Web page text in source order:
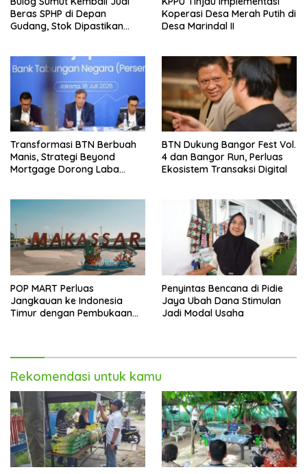
Beras SPHP di Depan
Gudang, Stok Dipastikan
Koperasi Desa Merah Putih di
Desa Marindal II
Transformasi BTN Berbuah
Manis, Strategi Beyond
Mortgage Dorong Laba
BTN Dukung Bangor Fest Vol.
4 dan Bangor Run, Perluas
Ekosistem Transaksi Digital
POP MART Perluas
Jangkauan ke Indonesia
Timur dengan Pembukaan
Penyintas Bencana di Pidie
Jaya Ubah Dana Stimulan
Jadi Modal Usaha
Rekomendasi untuk kamu